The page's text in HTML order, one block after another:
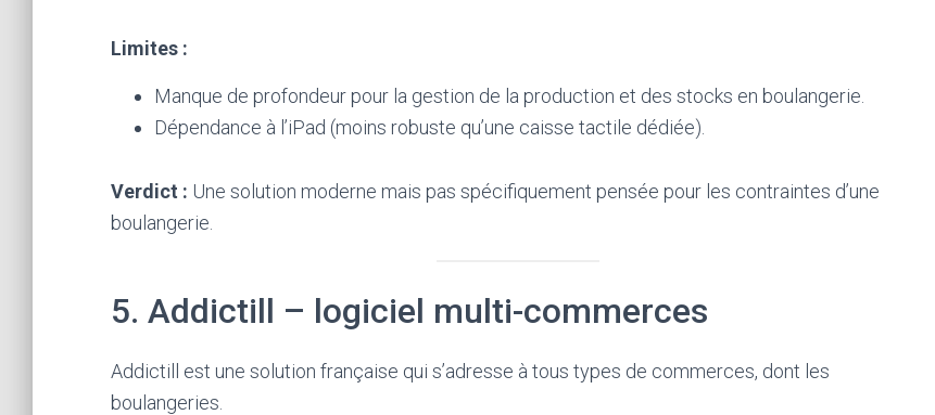
Limites :
Manque de profondeur pour la gestion de la production et des stocks en boulangerie.
Dépendance à l’iPad (moins robuste qu’une caisse tactile dédiée).
Verdict : Une solution moderne mais pas spécifiquement pensée pour les contraintes d’une
boulangerie.
5. Addictill – logiciel multi-commerces
Addictill est une solution française qui s’adresse à tous types de commerces, dont les
boulangeries.